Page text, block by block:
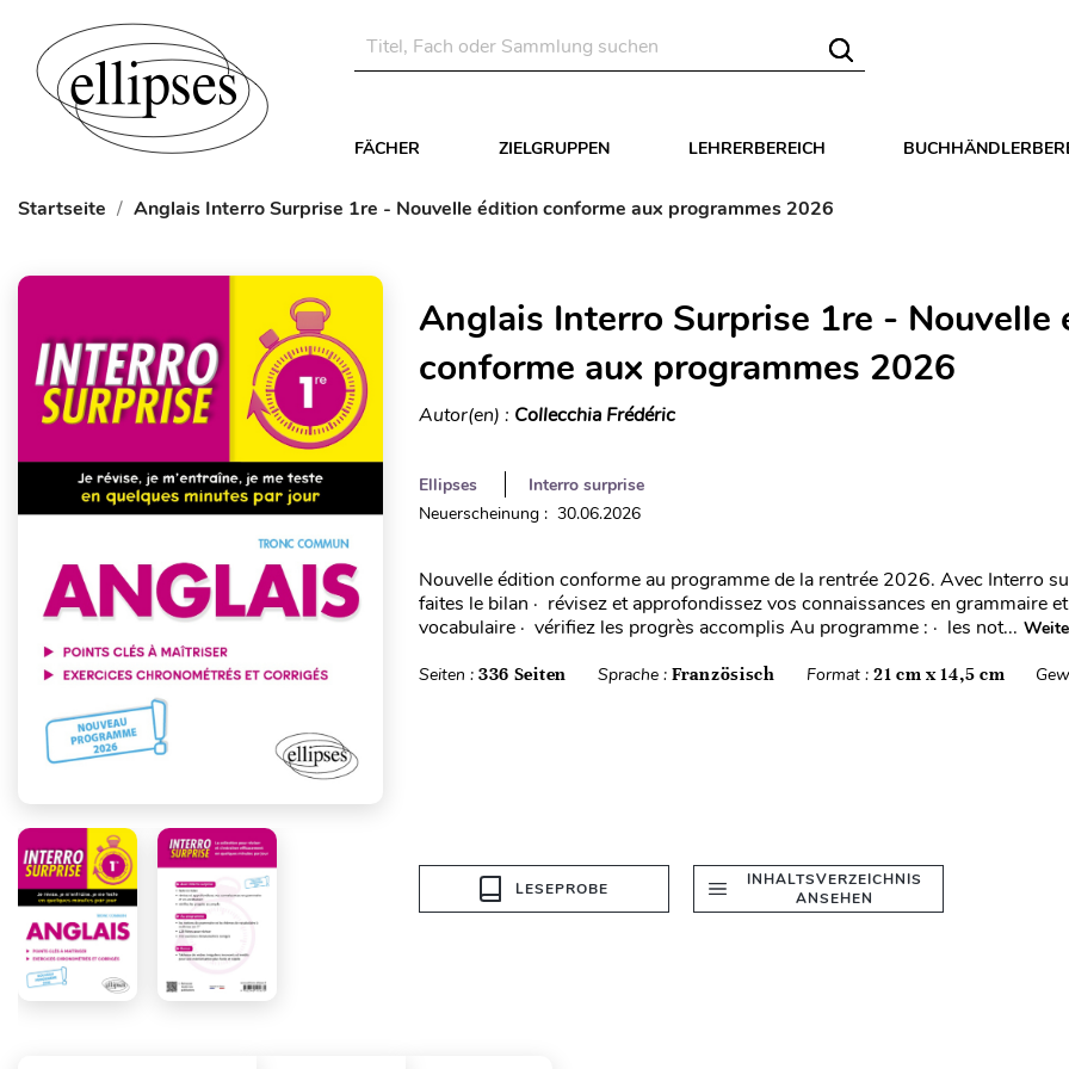
FÄCHER ZIELGRUPPEN LEHRERBEREICH
Startseite Anglais Interro Surprise 1re - Nouvelle édition conforme aux programmes 2026
Anglais Interro Surprise 1re - Nouvelle
conforme aux programmes 2026
Autor(en) : Collecchia Frédéric
Ellipses
Interro surprise
Neuerscheinung : 30.06.2026
Nouvelle édition conforme au programme de la rentrée 2026. Avec Interro
faites le bilan · révisez et approfondissez vos connaissances en grammaire
vocabulaire · vérifiez les progrès accomplis Au programme : · les not...
Seiten : 336 Seiten Sprache :Französisch Format : 21 cm x 14,5 cm
LESEPROBE
INHALTSVERZEICHNIS
ANSEHEN